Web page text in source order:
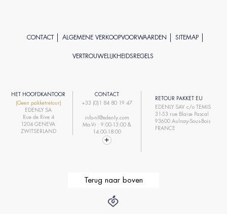
CONTACT ALGEMENE VERKOOPVOORWAARDEN SITEMAP
VERTROUWELIJKHEIDSREGELS
HET HOOFDKANTOOR
(Geen pakketretour)
EDENLY SA
Rue de Rive 4
1204 GENEVA
ZWITSERLAND
CONTACT
+33 (0)1 84 80 19 47
info-nl@edenly.com
Ma-Vr : 9:00-13:00 &
14:00-18:00
RETOUR PAKKET EU
EDENLY SAV c/o TEMIS
31-53 rue Blaise Pascal
93600 Aulnay-Sous-Bois
FRANCE
Terug naar boven